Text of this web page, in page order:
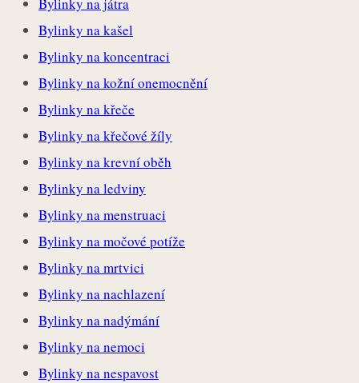
Bylinky na kašel
Bylinky na koncentraci
Bylinky na kožní onemocnění
Bylinky na křeče
Bylinky na křečové žíly
Bylinky na krevní oběh
Bylinky na ledviny
Bylinky na menstruaci
Bylinky na močové potíže
Bylinky na mrtvici
Bylinky na nachlazení
Bylinky na nadýmání
Bylinky na nemoci
Bylinky na nespavost